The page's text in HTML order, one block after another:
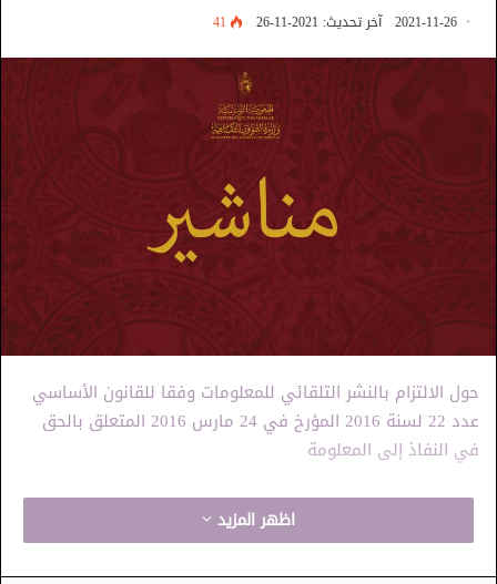
2021-11-26 آخر تحديث: 2021-11-26 41
حول الالتزام بالنشر التلقائي للمعلومات وفقا للقانون الأساسي
عدد 22 لسنة 2016 المؤرخ في 24 مارس 2016 المتعلق بالحق
في النفاذ إلى المعلومة
اظهر المزيد